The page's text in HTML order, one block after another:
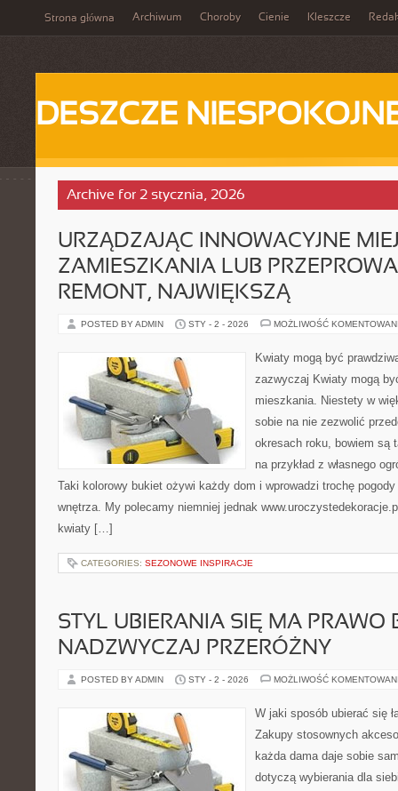
Strona główna Archiwum Choroby Cienie Kleszcze
DESZCZE
Archive for 2 stycznia, 2026
URZĄDZAJĄC INNOWACYJNE
ZAMIESZKANIA LUB
REMONT, NAJWIĘKSZĄ
POSTED BY ADMIN STY - 2 - 2026 MOŻLIWOŚĆ
Kwiaty mogą być
zazwyczaj Kwiaty mogą
mieszkania. Niestety w
sobie na nie zezwolić
okresach roku, bowiem są
na przykład z własnego
Taki kolorowy bukiet ożywi każdy dom i wprowadzi trochę
wnętrza. My polecamy niemniej jednak
kwiaty […]
CATEGORIES: SEZONOWE INSPIRACJE
STYL UBIERANIA SIĘ MA PRAWO
NADZWYCZAJ PRZERÓŻNY
POSTED BY ADMIN STY - 2 - 2026 MOŻLIWOŚĆ
W jaki sposób ubierać się
Zakupy stosownych
każda dama daje sobie
dotyczą wybierania dla